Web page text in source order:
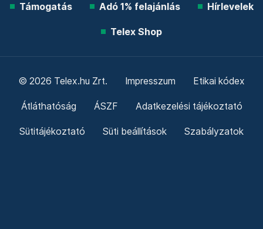
Támogatás Adó 1% felajánlás Hírlevelek
Telex Shop
© 2026 Telex.hu Zrt. Impresszum Etikai kódex
Átláthatóság ÁSZF Adatkezelési tájékoztató
Sütitájékoztató Süti beállítások Szabályzatok